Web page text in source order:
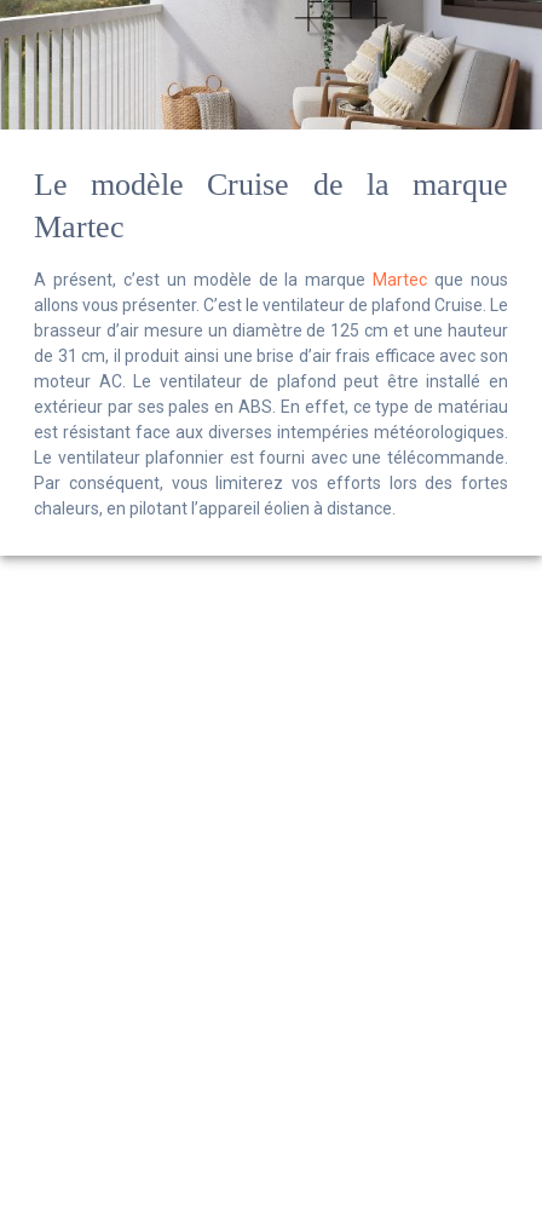
Le modèle Cruise de la marque
Martec
A présent, c’est un modèle de la marque Martec que nous
allons vous présenter. C’est le ventilateur de plafond Cruise. Le
brasseur d’air mesure un diamètre de 125 cm et une hauteur
de 31 cm, il produit ainsi une brise d’air frais efficace avec son
moteur AC. Le ventilateur de plafond peut être installé en
extérieur par ses pales en ABS. En effet, ce type de matériau
est résistant face aux diverses intempéries météorologiques.
Le ventilateur plafonnier est fourni avec une télécommande.
Par conséquent, vous limiterez vos efforts lors des fortes
chaleurs, en pilotant l’appareil éolien à distance.